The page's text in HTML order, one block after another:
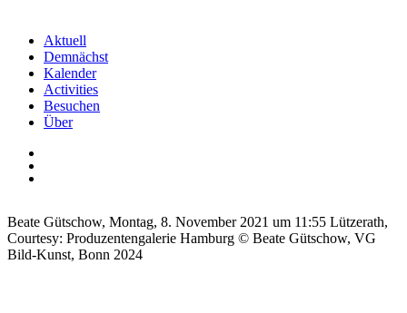
Aktuell
Demnächst
Kalender
Activities
Besuchen
Über
Beate Gütschow, Montag, 8. November 2021 um 11:55 Lützerath,
Courtesy: Produzentengalerie Hamburg © Beate Gütschow, VG
Bild-Kunst, Bonn 2024